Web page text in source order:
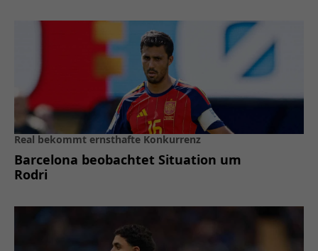
Real bekommt ernsthafte Konkurrenz
Barcelona beobachtet Situation um
Rodri